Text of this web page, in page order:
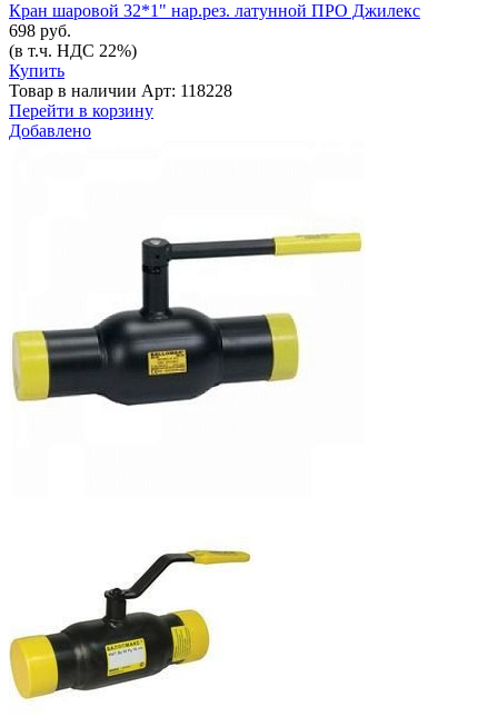
Кран шаровой 32*1" нар.рез. латунной ПРО Джилекс
698 руб.
(в т.ч. НДС 22%)
Купить
Товар в наличии Арт: 118228
Перейти в корзину
Добавлено